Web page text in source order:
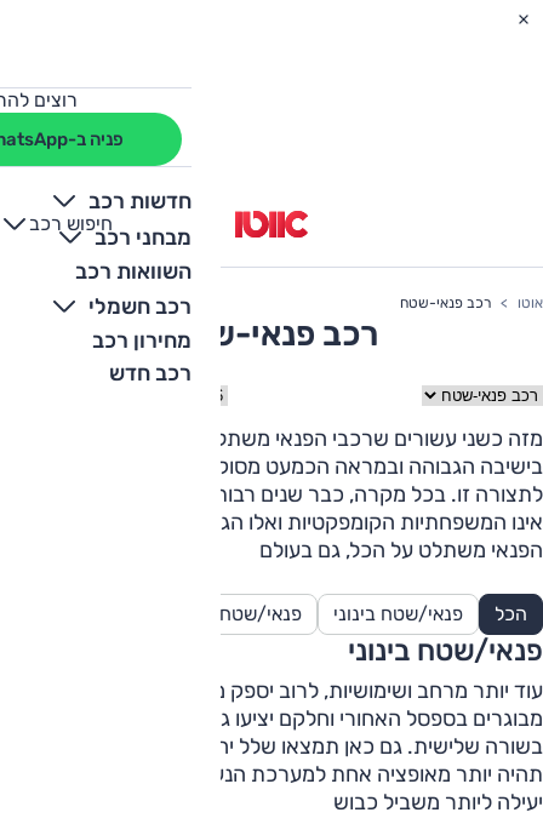
רוצים
פניה ב-WhatsApp
חדשות רכב
מבחני רכב
השוואות רכב
רכב חשמלי
מחירון רכב
רכב חדש
חיפוש רכב
+
-
אוטו רכב פנאי-שטח
רכב פנאי-שטח
בחר קטגוריה בחר שנה
מזה כשני עשורים שרכבי הפנאי משתלטים על השוק. משהו
בישיבה הגבוהה ובמראה הכמעט מסוקס, מושך את האדם
לתצורה זו. בכל מקרה, כבר שנים רבות שהסגמנט הנמכר ביותר
אינו המשפחתיות הקומפקטיות ואלו הגדולות יותר, כמעט ונעלמו.
הפנאי משתלט על הכל, גם בעולם
הכל פנאי/שטח בינוני פנאי/שטח גדול
פנאי/שטח בינוני
עוד יותר מרחב ושימושיות, לרוב יספק מקום מחיה ראוי לשלושה
מבוגרים בספסל האחורי וחלקם יציעו גם צמד מושבים נוסף
בשורה שלישית. גם כאן תמצאו שלל יחידות כוח מגוונות וגם כאן
תהיה יותר מאופציה אחת למערכת הנעה כפולה שתהיה גם
יעילה ליותר משביל כבוש